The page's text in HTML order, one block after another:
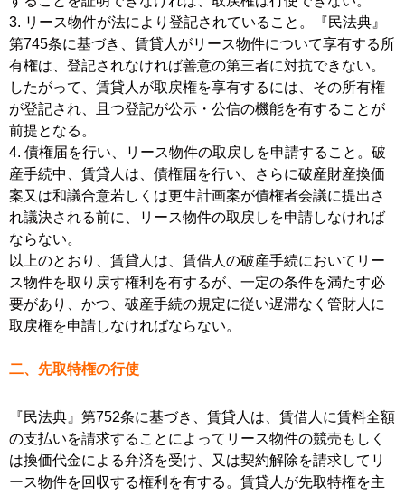
3. リース物件が法により登記されていること。『民法典』
第745条に基づき、賃貸人がリース物件について享有する所
有権は、登記されなければ善意の第三者に対抗できない。
したがって、賃貸人が取戻権を享有するには、その所有権
が登記され、且つ登記が公示・公信の機能を有することが
前提となる。
4. 債権届を行い、リース物件の取戻しを申請すること。破
産手続中、賃貸人は、債権届を行い、さらに破産財産換価
案又は和議合意若しくは更生計画案が債権者会議に提出さ
れ議決される前に、リース物件の取戻しを申請しなければ
ならない。
以上のとおり、賃貸人は、賃借人の破産手続においてリー
ス物件を取り戻す権利を有するが、一定の条件を満たす必
要があり、かつ、破産手続の規定に従い遅滞なく管財人に
取戻権を申請しなければならない。
二、先取特権の行使
『民法典』第752条に基づき、賃貸人は、賃借人に賃料全額
の支払いを請求することによってリース物件の競売もしく
は換価代金による弁済を受け、又は契約解除を請求してリ
ース物件を回収する権利を有する。賃貸人が先取特権を主